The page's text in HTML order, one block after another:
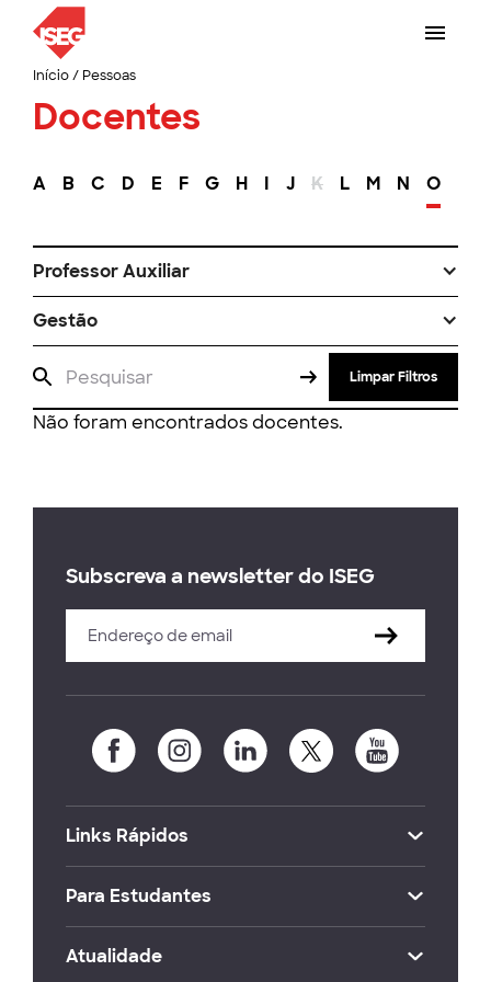
Início/ Pessoas
Docentes
A B C D E F G H I J K L M N O
Professor Auxiliar
Gestão
Limpar Filtros
Não foram encontrados docentes.
Subscreva a newsletter do ISEG
Links Rápidos
Para Estudantes
Atualidade